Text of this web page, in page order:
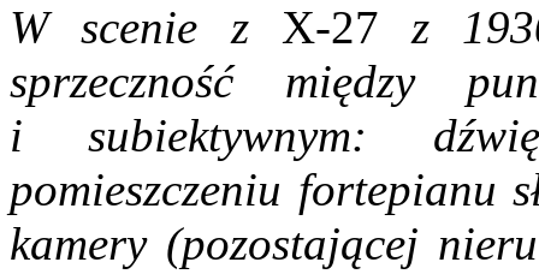
W scenie z X-27 z
sprzeczność między
i subiektywnym:
pomieszczeniu fortepianu
kamery (pozostającej